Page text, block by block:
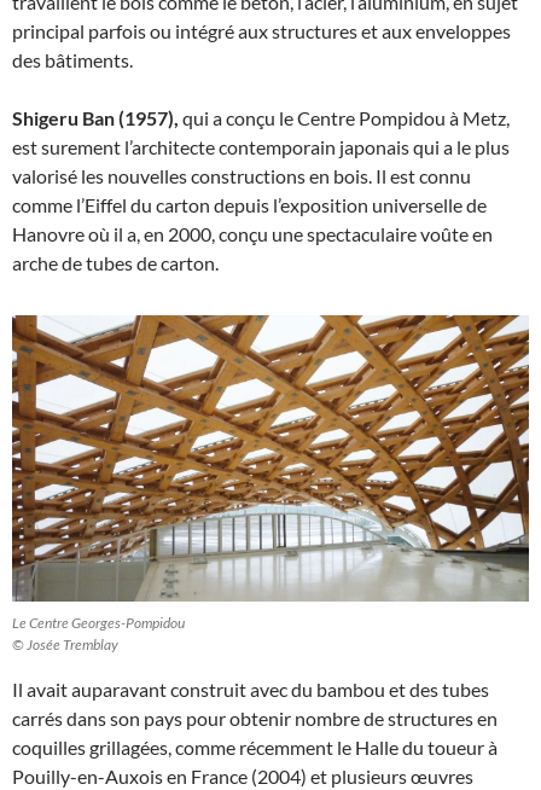
principal parfois ou intégré aux structures et aux enveloppes
des bâtiments.
Shigeru Ban (1957), qui a conçu le Centre Pompidou à Metz,
est surement l’architecte contemporain japonais qui a le plus
valorisé les nouvelles constructions en bois. Il est connu
comme l’Eiffel du carton depuis l’exposition universelle de
Hanovre où il a, en 2000, conçu une spectaculaire voûte en
arche de tubes de carton.
Le Centre Georges-Pompidou
© Josée Tremblay
Il avait auparavant construit avec du bambou et des tubes
carrés dans son pays pour obtenir nombre de structures en
coquilles grillagées, comme récemment le Halle du toueur à
Pouilly-en-Auxois en France (2004) et plusieurs œuvres